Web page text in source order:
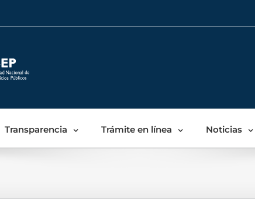
content
Transparencia Trámite en línea Noticias